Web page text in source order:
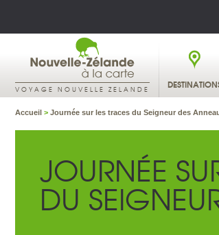
VOYAGE NOUVELLE ZELANDE
Accueil > Journée sur les traces du Seigneur des
JOURNÉE
DU